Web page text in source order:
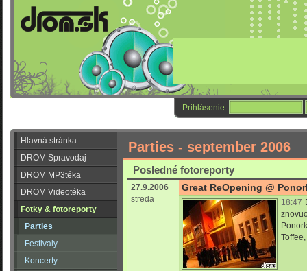
Prihlásenie:
Hlavná stránka
DROM Spravodaj
DROM MP3téka
DROM Videotéka
Fotky & fotoreporty
Parties
Festivaly
Koncerty
Parties - september 2006
Posledné fotoreporty
27.9.2006
streda
Great ReOpening @
18:47